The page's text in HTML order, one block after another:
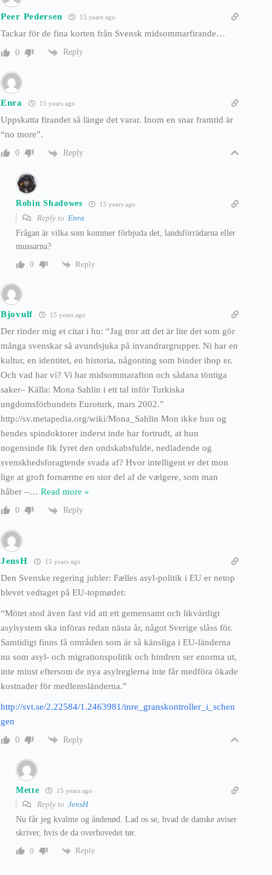
Peer Pedersen 15 years ago
Tackar för de fina korten från Svensk midsommarfirande…
0 Reply
Enra 15 years ago
Uppskatta firandet så länge det varar. Inom en snar framtid är
“no more”.
0 Reply
Robin Shadowes 15 years ago
Reply to Enra
Frågan är vilka som kommer förbjuda det, landsförrädarna eller
mussarna?
0
Reply
Bjovulf 15 years ago
Der rinder mig et citat i hu: “Jag tror att det är lite det som gör
många svenskar så avundsjuka på invandrargrupper. Ni har en
kultur, en identitet, en historia, någonting som binder ihop er.
Och vad har vi? Vi har midsommarafton och sådana töntiga
saker– Källa: Mona Sahlin i ett tal inför Turkiska
ungdomsförbundets Euroturk, mars 2002.”
http://sv.metapedia.org/wiki/Mona_Sahlin Mon ikke hun og
hendes spindoktorer inderst inde har fortrudt, at hun
nogensinde fik fyret den ondskabsfulde, nedladende og
svenskhedsforagtende svada af? Hvor intelligent er det mon
lige at groft fornærme en stor del af de vælgere, som man
håber –… Read more »
0 Reply
JensH 15 years ago
Den Svenske regering jubler: Fælles asyl-politik i EU er netop
blevet vedtaget på EU-topmødet:
“Mötet stod även fast vid att ett gemensamt och likvärdigt
asylsystem ska införas redan nästa år, något Sverige slåss för.
Samtidigt finns få områden som är så känsliga i EU-länderna
nu som asyl- och migrationspolitik och hindren ser enorma ut,
inte minst eftersom de nya asylreglerna inte får medföra ökade
kostnader för medlemsländerna.”
http://svt.se/2.22584/1.2463981/inre_granskontroller_i_schen
gen
0 Reply
Mette 15 years ago
Reply to JensH
Nu får jeg kvalme og åndenød. Lad os se, hvad de danske aviser
skriver, hvis de da overhovedet tør.
0
Reply